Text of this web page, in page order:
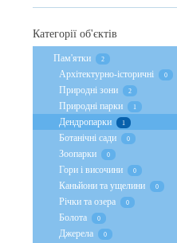
Категорії об'єктів
Пам'ятки 2
Архітектурно-історичні 0
Природні зони 2
Природні парки 1
Дендропарки 1
Ботанічні сади 0
Зоопарки 0
Гори і височини 0
Каньйони та ущелини 0
Річки та озера 0
Болота 0
Джерела 0